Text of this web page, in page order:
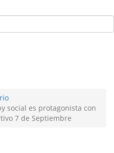
social es protagonista con
7 de Septiembre